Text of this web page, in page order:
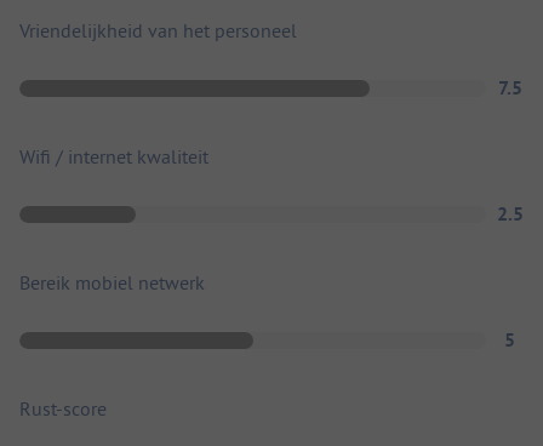
Vriendelijkheid van het personeel
7.5
Wifi / internet kwaliteit
2.5
Bereik mobiel netwerk
5
Rust-score